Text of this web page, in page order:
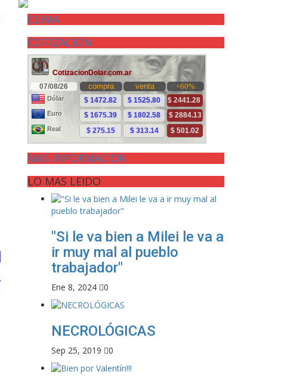
CLIMA
COTIZACION
MAS INFORMACION
LO MAS LEIDO
"Si le va bien a Milei le va a
ir muy mal al pueblo
trabajador"
Ene 8, 2024 0
NECROLÓGICAS
Sep 25, 2019 0